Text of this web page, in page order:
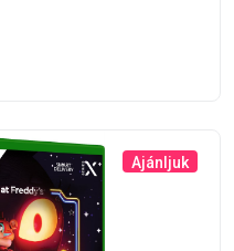
Ajánljuk